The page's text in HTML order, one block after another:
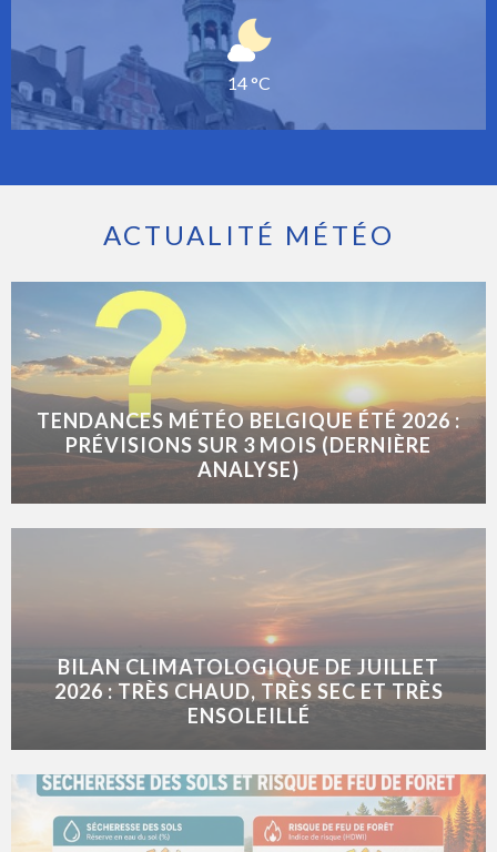
14 °C
ACTUALITÉ MÉTÉO
TENDANCES MÉTÉO BELGIQUE ÉTÉ 2026 :
PRÉVISIONS SUR 3 MOIS (DERNIÈRE
ANALYSE)
BILAN CLIMATOLOGIQUE DE JUILLET
2026 : TRÈS CHAUD, TRÈS SEC ET TRÈS
ENSOLEILLÉ